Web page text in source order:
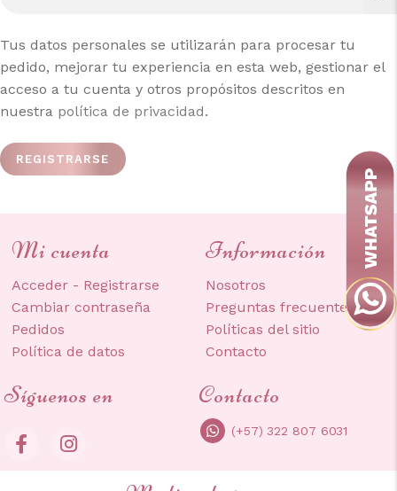
Tus datos personales se utilizarán para procesar tu
pedido, mejorar tu experiencia en esta web, gestionar el
acceso a tu cuenta y otros propósitos descritos en
nuestra política de privacidad.
REGISTRARSE
Contacto
(+57) 322 807 6031
Síguenos en
Información
Nosotros
Preguntas frecuentes
Políticas del sitio
Contacto
Mi cuenta
Acceder - Registrarse
Cambiar contraseña
Pedidos
Política de datos